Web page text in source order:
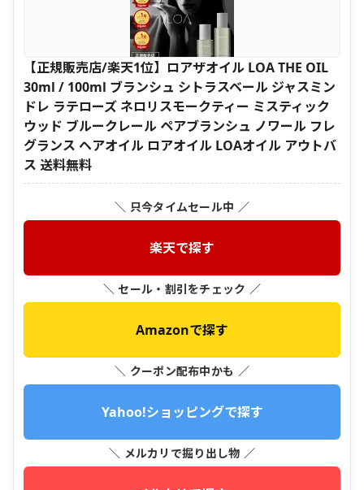
【正規販売店/楽天1位】ロアザオイル LOA THE OIL
30ml / 100ml ブランシュ シトラスベール ジャスミン
ドレ ラテローズ ネロリスモークティー ミスティック
ウッド ブルークレール ペアブランシュ ノワール フレ
グランス ヘアオイル ロアオイル LOAオイル アウトバ
ス 送料無料
＼ 只今タイムセール中 ／
楽天で探す
＼ セール・割引をチェック ／
Amazonで探す
＼ クーポン配布中かも ／
Yahoo!ショッピングで探す
＼ メルカリで掘り出し物 ／